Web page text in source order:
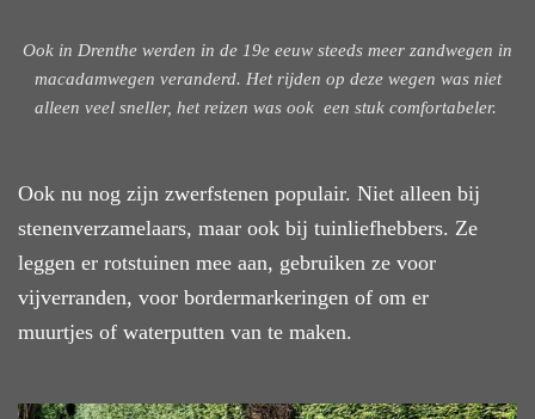
Ook in Drenthe werden in de 19e eeuw steeds meer zandwegen in
macadamwegen veranderd. Het rijden op deze wegen was niet
alleen veel sneller, het reizen was ook een stuk comfortabeler.
Ook nu nog zijn zwerfstenen populair. Niet alleen bij
stenenverzamelaars, maar ook bij tuinliefhebbers. Ze
leggen er rotstuinen mee aan, gebruiken ze voor
vijverranden, voor bordermarkeringen of om er
muurtjes of waterputten van te maken.